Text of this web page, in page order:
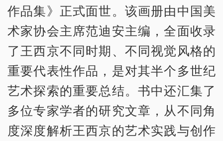
作品集》正式面世。该画册由中国美
术家协会主席范迪安主编，全面收录
了王西京不同时期、不同视觉风格的
重要代表性作品，是对其半个多世纪
艺术探索的重要总结。书中还汇集了
多位专家学者的研究文章，从不同角
度深度解析王西京的艺术实践与创作